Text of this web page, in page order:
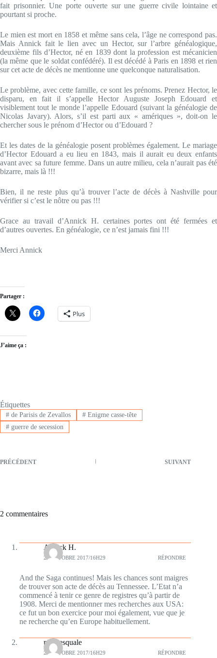
fait prisonnier. Une porte ouverte sur une guerre civile lointaine et
pourtant si proche.
Le mien est mort en 1858 et même sans cela, l’âge ne correspond pas.
Mais Annick fait le lien avec un Hector, sur l’arbre généalogique,
deuxième fils d’Hector, né en 1839 dont la profession est mécanicien
(la même que le soldat confédéré). Il est décédé à Paris en 1898 et rien
sur cet acte de décès ne mentionne une quelconque naturalisation.
Le problème, avec cette famille, ce sont les prénoms. Prenez Hector, le
disparu, en fait il s’appelle Hector Auguste Joseph Edouard et
visiblement tout le monde l’appelle Edouard (suivant la généalogie de
Nicolas Javary). Alors, s’il est parti aux « amériques », doit-on le
chercher sous le prénom d’Hector ou d’Edouard ?
Et les dates de la généalogie posent problèmes également. Le mariage
d’Hector Edouard a eu lieu en 1843, mais il aurait eu deux enfants
avant avec sa future femme. Dans un autre milieu, cela n’aurait pas été
bizarre, mais là !!!
Bien, il ne reste plus qu’à trouver l’acte de décès à Nashville pour
vérifier si c’est le nôtre ou pas !!!
Grace au travail d’Annick H. certaines portes ont été fermées et
d’autres ouvertes. En généalogie, ce n’est jamais fini !!!
Merci Annick
Partager :
Plus
J’aime ça :
Étiquettes
#de Parisis de Zevallos #Enigme casse-tête
#guerre de secession
PRÉCÉDENT SUIVANT
2 commentaires
Annick H.
21 OCTOBRE 2017/16H29 RÉPONDRE
And the Saga continues! Mais les chances sont maigres
de trouver son acte de décès au Tennessee. L’Etat n’a
commencé à tenir ce genre de registres qu’à partir de
1908. Merci de mentionner mes recherches aux USA:
ce fut un bon exercice pour moi également, vue que je
ne recherche qu’en Europe habituellement.
plumesquale
21 OCTOBRE 2017/16H29 RÉPONDRE